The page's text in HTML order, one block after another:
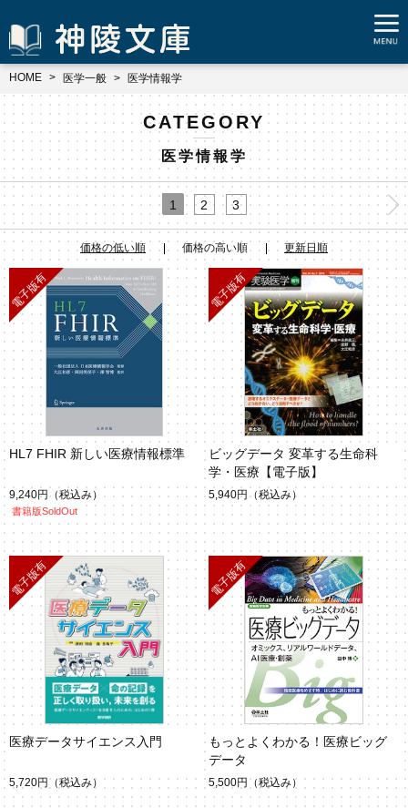
HOME 医学一般 医学情報学
CATEGORY
医学情報学
1 2 3
価格の低い順 価格の高い順 更新日順
HL7 FHIR 新しい医療情報標準
9,240円 （税込み）
書籍版SoldOut
ビッグデータ 変革する生命科
学・医療【電子版】
5,940円 （税込み）
医療データサイエンス入門
5,720円 （税込み）
もっとよくわかる！医療ビッグ
データ
5,500円 （税込み）